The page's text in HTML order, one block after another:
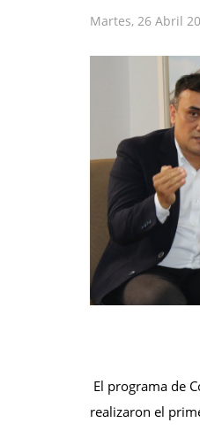
Martes, 26 Abril
El programa de
realizaron el